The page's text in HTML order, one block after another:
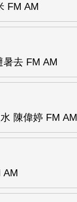
FM AM
去 FM AM
陳偉婷 FM AM
AM